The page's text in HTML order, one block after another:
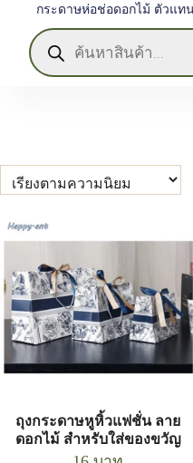
กระดาษห่อช่อดอกไม้ ตัวแ
ถุงกระดาษหูหิ้วแฟชั่น ลาย
ดอกไม้ สำหรับใส่ของขวัญ